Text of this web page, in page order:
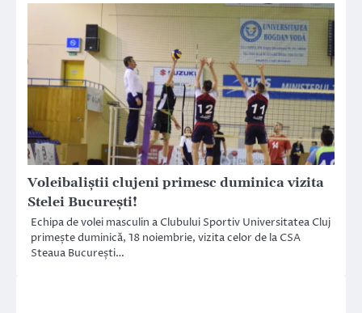
Voleibaliștii clujeni primesc duminica vizita
Stelei București!
Echipa de volei masculin a Clubului Sportiv Universitatea Cluj
primește duminică, 18 noiembrie, vizita celor de la CSA
Steaua București…